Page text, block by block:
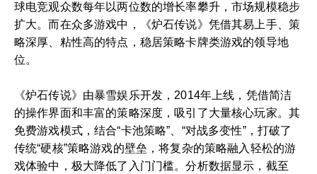
球电竞观众数每年以两位数的增长率攀升，市场规模稳步
扩大。而在众多游戏中，《炉石传说》凭借其易上手、策
略深厚、粘性高的特点，稳居策略卡牌类游戏的领导地
位。
《炉石传说》由暴雪娱乐开发，2014年上线，凭借简洁
的操作界面和丰富的策略深度，吸引了大量核心玩家。其
免费游戏模式，结合“卡池策略”、“对战多变性”，打破了
传统“硬核”策略游戏的壁垒，将复杂的策略融入轻松的游
戏体验中，极大降低了入门门槛。分析数据显示，截至